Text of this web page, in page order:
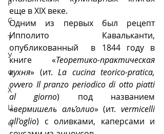
Р
С
Т
У
Ф
Х
Ц
Ч
еще в XIX веке.
Одним из первых был рецепт
Ипполито Кавальканти,
опубликованный  в 1844 году в
книге «Теоретико-практическая
кухня» (ит. La cucina teorico-pratica,
ovvero Il pranzo periodico di otto piatti
al giorno) под названием
«вермишель аль’олио» (ит. vermicelli
all'oglio) с оливками, каперсами и